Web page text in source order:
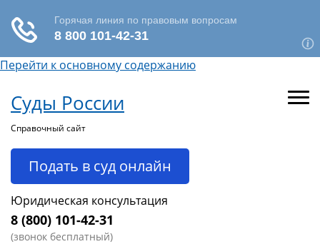
Перейти к основному содержанию
Суды России
Справочный сайт
Подать в суд онлайн
Юридическая консультация
8 (800) 101-42-31
(звонок бесплатный)